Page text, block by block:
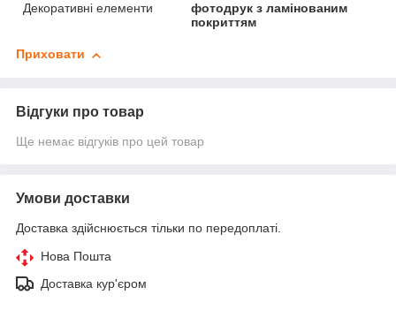
Декоративні елементи
фотодрук з ламінованим
покриттям
Приховати
Відгуки про товар
Ще немає відгуків про цей товар
Умови доставки
Доставка здійснюється тільки по передоплаті.
Нова Пошта
Доставка кур'єром